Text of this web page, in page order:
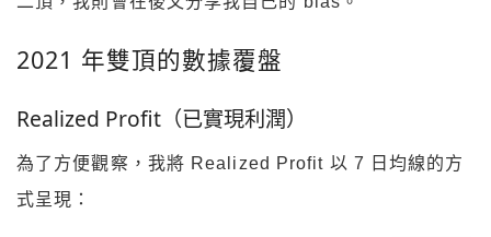
2021 年雙頂的數據覆盤
Realized Profit（已實現利潤）
為了方便觀察，我將 Realized Profit 以 7 日均線的方
式呈現：